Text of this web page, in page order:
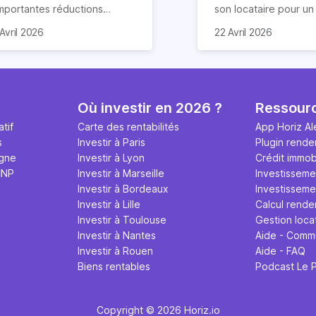
réductions
Elle concerne les
historique destinés à
et quelles
? Suivez notre guide
!
2026
son locataire pour
de nombreuses
Nous vous
sur le contrat de
22 Avril 2026
Où investir en 2026 ?
Carte des rentabilités
Investir à Paris
Investir à Lyon
Investir à Marseille
Investir à Bordeaux
Investir à Lille
Investir à Toulouse
Investir à Nantes
Investir à Rouen
Biens rentables
App Horiz
Plugin
Crédit
Calcul
Gestion
Aide -
Aide - FAQ
Podcast Le
Copyright © 2026 Horiz.io